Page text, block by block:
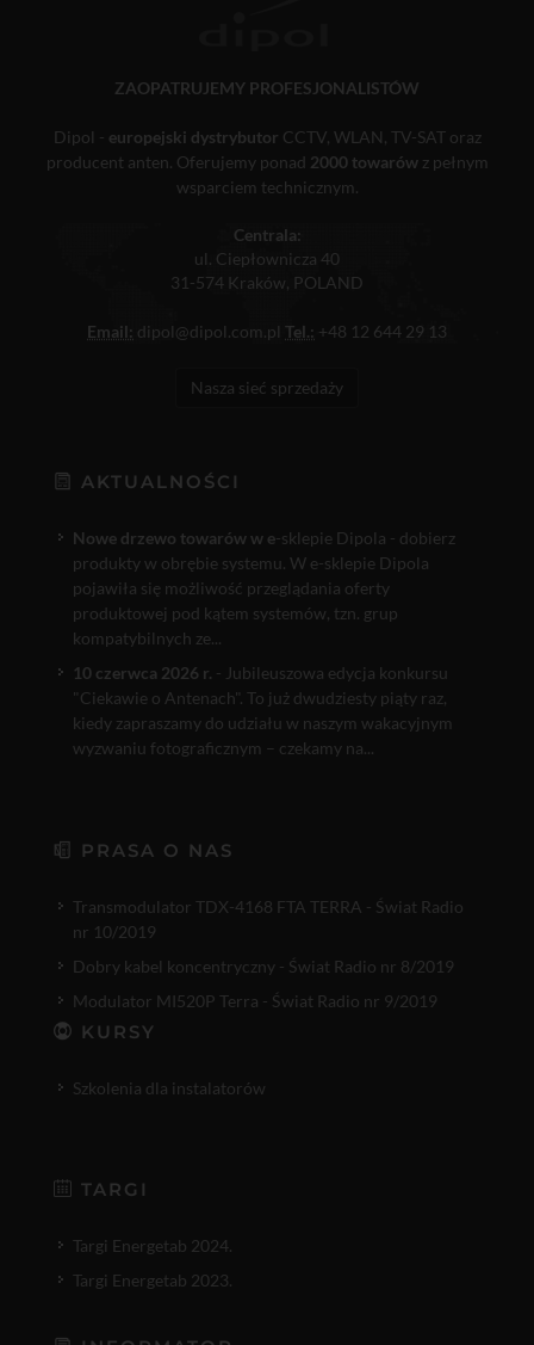
ZAOPATRUJEMY PROFESJONALISTÓW
Dipol - europejski dystrybutor CCTV, WLAN, TV-SAT oraz
producent anten. Oferujemy ponad 2000 towarówz pełnym
wsparciem technicznym.
Centrala:
ul. Ciepłownicza 40
31-574 Kraków, POLAND
Email: dipol@dipol.com.pl Tel.: +48 12 644 29 13
Nasza sieć sprzedaży
AKTUALNOŚCI
Nowe drzewo towarów w e-sklepie Dipola - dobierz
produkty w obrębie systemu. W e-sklepie Dipola
pojawiła się możliwość przeglądania oferty
produktowej pod kątem systemów, tzn. grup
kompatybilnych ze...
10 czerwca 2026 r. - Jubileuszowa edycja konkursu
"Ciekawie o Antenach". To już dwudziesty piąty raz,
kiedy zapraszamy do udziału w naszym wakacyjnym
wyzwaniu fotograficznym – czekamy na...
PRASA O NAS
Transmodulator TDX-4168 FTA TERRA - Świat Radio
nr 10/2019
Dobry kabel koncentryczny - Świat Radio nr 8/2019
Modulator MI520P Terra - Świat Radio nr 9/2019
KURSY
Szkolenia dla instalatorów
TARGI
Targi Energetab 2024.
Targi Energetab 2023.